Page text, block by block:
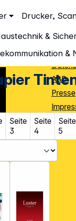
Drucker,
&
&
Seite
3
Seite
4
Seite
5
Jahre
AGB
Presse
Kontakt